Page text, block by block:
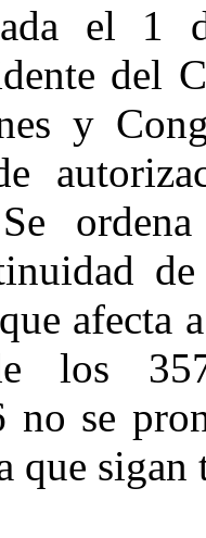
el 1
del
y
afecta
los
no se
que sigan